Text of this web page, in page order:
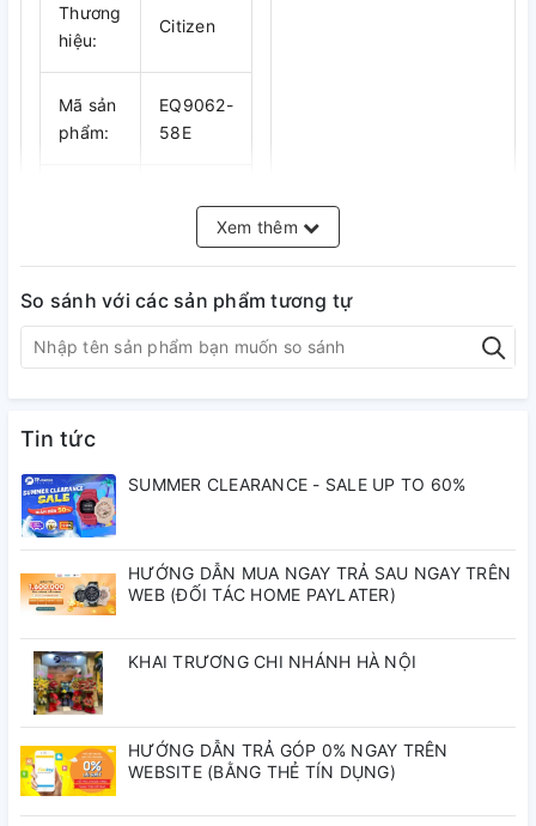
Thương
hiệu:
Citizen
Mã sản
phẩm:
EQ9062-
58E
Giới
Nữ
Loại
máy
đồng
hồ:
Số hiệu
máy:
Calibre
1045
Chất
liệu mặt
kính:
Kính
Bảo
Xem thêm
So sánh với các sản phẩm tương tự
Tin tức
SUMMER CLEARANCE - SALE UP TO 60%
HƯỚNG DẪN MUA NGAY TRẢ SAU NGAY TRÊN
WEB (ĐỐI TÁC HOME PAYLATER)
KHAI TRƯƠNG CHI NHÁNH HÀ NỘI
HƯỚNG DẪN TRẢ GÓP 0% NGAY TRÊN
WEBSITE (BẰNG THẺ TÍN DỤNG)